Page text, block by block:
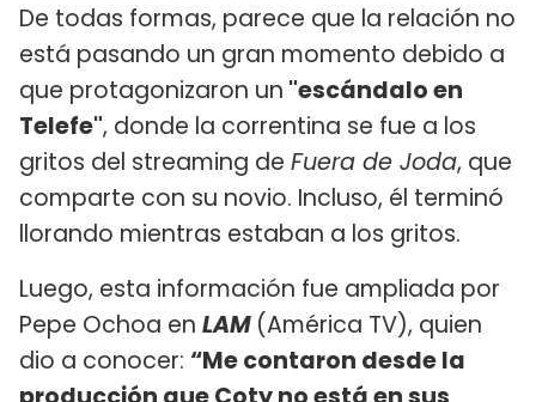
De todas formas, parece que la relación no
está pasando un gran momento debido a
que protagonizaron un "escándalo en
Telefe", donde la correntina se fue a los
gritos del streaming de Fuera de Joda, que
comparte con su novio. Incluso, él terminó
llorando mientras estaban a los gritos.
Luego, esta información fue ampliada por
Pepe Ochoa en LAM (América TV), quien
dio a conocer: “Me contaron desde la